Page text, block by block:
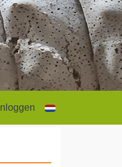
Inloggen